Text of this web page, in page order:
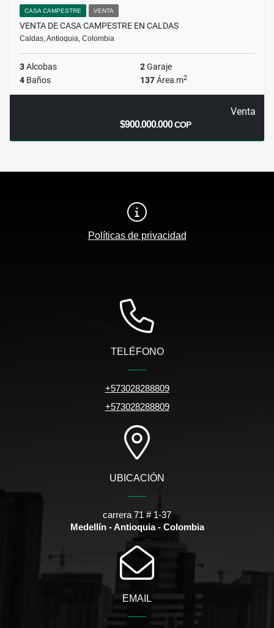
CASA CAMPESTRE VENTA
VENTA DE CASA CAMPESTRE EN CALDAS
Caldas, Antioquia, Colombia
3Alcobas 2Garaje
4 Baños 137Área m2
Venta
$900.000.000COP
Políticas de privacidad
TELÉFONO
+573028288809
+573028288809
UBICACIÓN
carrera 71 # 1-37
Medellín - Antioquia - Colombia
EMAIL